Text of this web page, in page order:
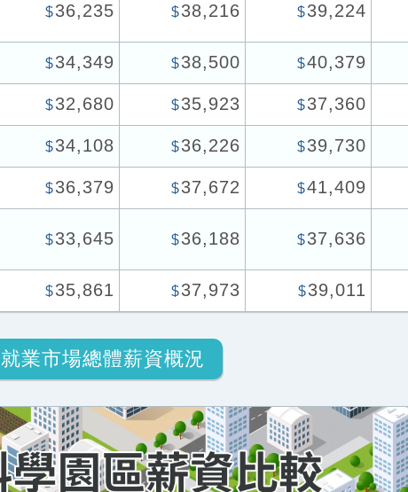
$36,235 $38,216 $39,224
$34,349 $38,500 $40,379
$32,680 $35,923 $37,360
$34,108 $36,226 $39,730
$36,379 $37,672 $41,409
$33,645 $36,188 $37,636
$35,861 $37,973 $39,011
就業市場總體薪資概況